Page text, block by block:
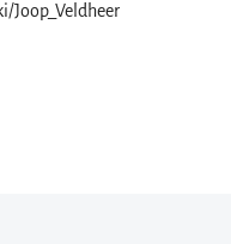
Joop_Veldheer